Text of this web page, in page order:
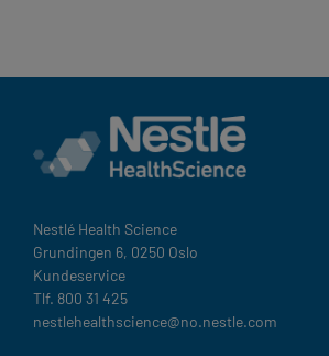
Nestlé Health Science​
Grundingen 6, 0250 Oslo
Kundeservice
Tlf. 800 31 425
nestlehealthscience@no.nestle.com​